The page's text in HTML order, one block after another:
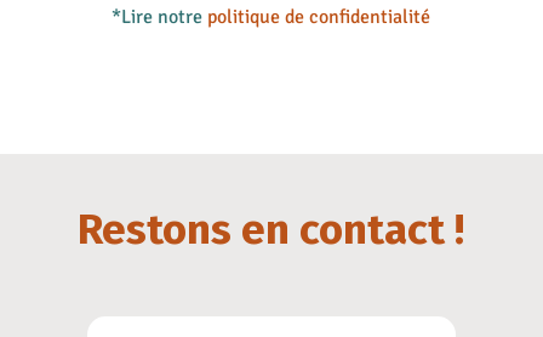
*Lire notre politique de confidentialité
Restons en contact !